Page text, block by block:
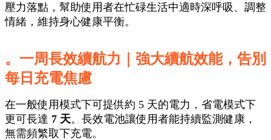
壓力落點，幫助使用者在忙碌生活中適時深呼吸、調整
情緒，維持身心健康平衡。
。一周長效續航力 ｜強大續航效能，告別
每日充電焦慮
在一般使用模式下可提供約 5 天的電力，省電模式下
更可長達 7 天。長效電池讓使用者能持續監測健康，
無需頻繁取下充電。